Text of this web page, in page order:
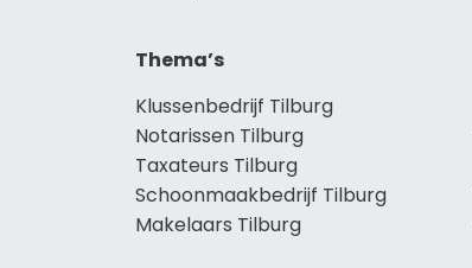
Thema’s
Klussenbedrijf Tilburg
Notarissen Tilburg
Taxateurs Tilburg
Schoonmaakbedrijf Tilburg
Makelaars Tilburg